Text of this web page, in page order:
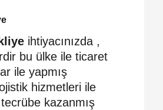
ihtiyacınızda ,
bu ülke ile ticaret
ile yapmış
hizmetleri ile
kazanmış